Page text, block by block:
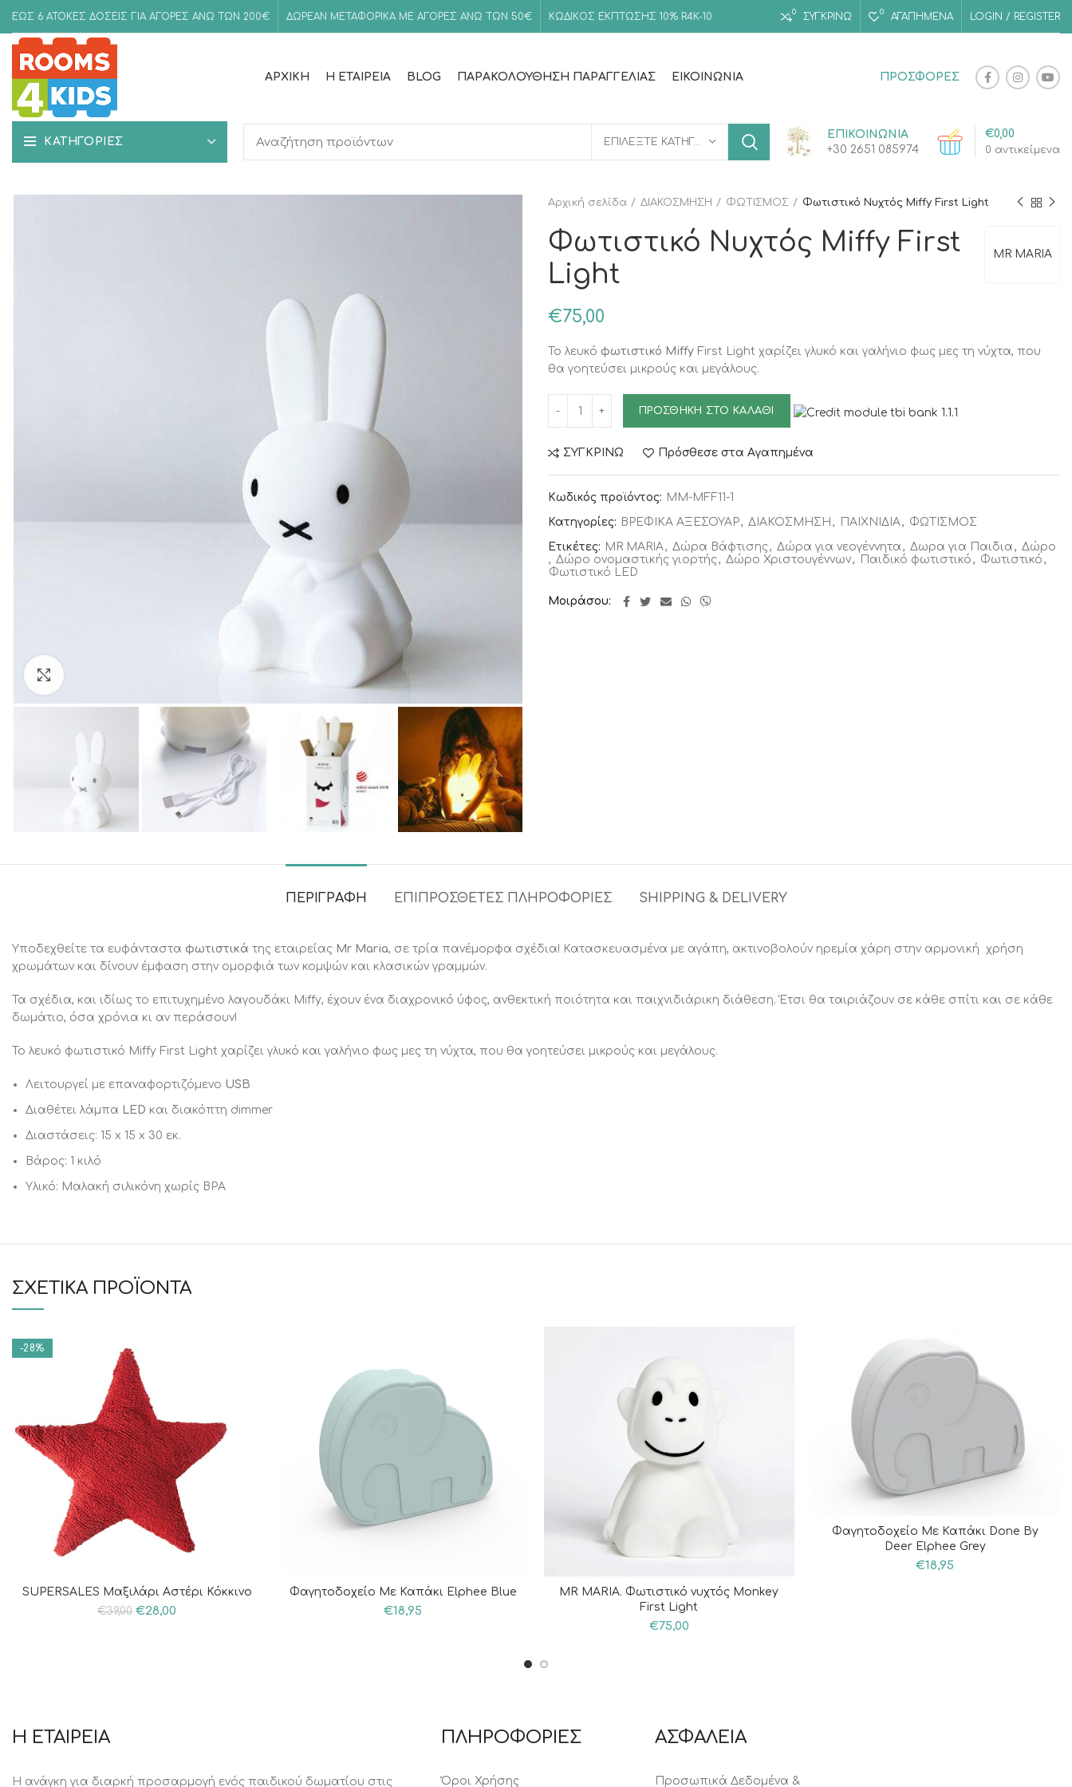
ΕΩΣ 6 ΑΤΟΚΕΣ ΔΟΣΕΙΣ ΓΙΑ ΑΓΟΡΕΣ ΑΝΩ ΤΩΝ 200€ ΔΩΡΕΑΝ ΜΕΤΑΦΟΡΙΚΑ ΜΕ ΑΓΟΡΕΣ ΑΝΩ ΤΩΝ 50€ ΚΩΔΙΚΟΣ ΕΚΠΤΩΣΗΣ 10% R4K-10 0 ΣΥΓΚΡΙΝΩ 0 ΑΓΑΠΗΜΈΝΑ LOGIN / REGISTER
ΑΡΧΙΚΉ Η ΕΤΑΙΡΕΊΑ BLOG ΠΑΡΑΚΟΛΟΎΘΗΣΗ ΠΑΡΑΓΓΕΛΊΑΣ ΕΙΚΟΙΝΩΝΊΑ ΠΡΟΣΦΟΡΕΣ
ΚΑΤΗΓΟΡΙΕΣ ΕΠΙΛΈΞΤΕ ΚΑΤΗΓΟΡΊΑ
ΕΠΙΚΟΙΝΩΝΙΑ
+30 2651 085974
0 αντικείμενα
€0,00
Αρχική σελίδα ΔΙΑΚΟΣΜΗΣΗ ΦΩΤΙΣΜΟΣ Φωτιστικό Νυχτός Miffy First Light
MR MARIA
Φωτιστικό Νυχτός Miffy First
Light
€75,00
Το λευκό φωτιστικό Miffy First Light χαρίζει γλυκό και γαλήνιο φως μες τη νύχτα, που
θα γοητεύσει μικρούς και μεγάλους.
ΠΡΟΣΘΉΚΗ ΣΤΟ ΚΑΛΆΘΙ
ΣΥΓΚΡΙΝΩ Πρόσθεσε στα Αγαπημένα
Κωδικός προϊόντος: ΜΜ-ΜFF11-1
Κατηγορίες: ΒΡΕΦΙΚΑ ΑΞΕΣΟΥΑΡ, ΔΙΑΚΟΣΜΗΣΗ , ΠΑΙΧΝΙΔΙΑ, ΦΩΤΙΣΜΟΣ
Ετικέτες: MR MARIA, Δώρα Βάφτισης, Δώρα για νεογέννητα , Δωρα για Παιδια , Δώρο
, Δώρο ονομαστικής γιορτής, Δώρο Χριστουγέννων, Παιδικό φωτιστικό , Φωτιστικό ,
Φωτιστικό LED
Μοιράσου
ΠΕΡΙΓΡΑΦΉ ΕΠΙΠΡΌΣΘΕΤΕΣ ΠΛΗΡΟΦΟΡΊΕΣ SHIPPING & DELIVERY
Υποδεχθείτε τα ευφάνταστα φωτιστικά της εταιρείας Mr Maria, σε τρία πανέμορφα σχέδια! Κατασκευασμένα με αγάπη, ακτινοβολούν ηρεμία χάρη στην αρμονική χρήση
χρωμάτων και δίνουν έμφαση στην ομορφιά των κομψών και κλασικών γραμμών.
Τα σχέδια, και ιδίως το επιτυχημένο λαγουδάκι Miffy, έχουν ένα διαχρονικό ύφος, ανθεκτική ποιότητα και παιχνιδιάρικη διάθεση. Έτσι θα ταιριάζουν σε κάθε σπίτι και σε κάθε
δωμάτιο, όσα χρόνια κι αν περάσουν!
Το λευκό φωτιστικό Miffy First Light χαρίζει γλυκό και γαλήνιο φως μες τη νύχτα, που θα γοητεύσει μικρούς και μεγάλους.
Λειτουργεί με επαναφορτιζόμενο USB
Διαθέτει λάμπα LED και διακόπτη dimmer
Διαστάσεις: 15 x 15 x 30 εκ.
Βάρος: 1 κιλό
Υλικό: Μαλακή σιλικόνη χωρίς BPA
ΣΧΕΤΙΚΆ ΠΡΟΪΌΝΤΑ
-28%
SUPERSALES Μαξιλάρι Αστέρι Κόκκινο
€39,00 €28,00
Φαγητοδοχείο Με Καπάκι Elphee Blue
€18,95
MR MARIA. Φωτιστικό νυχτός Monkey
First Light
€75,00
Φαγητοδοχείο Με Καπάκι Done By
Deer Elphee Grey
€18,95
Η ΕΤΑΙΡΕΙΑ
Η ανάγκη για διαρκή προσαρμογή ενός παιδικού δωματίου στις
ΠΛΗΡΟΦΟΡΙΕΣ
Όροι Χρήσης
ΑΣΦΑΛΕΙΑ
Προσωπικά Δεδομένα &